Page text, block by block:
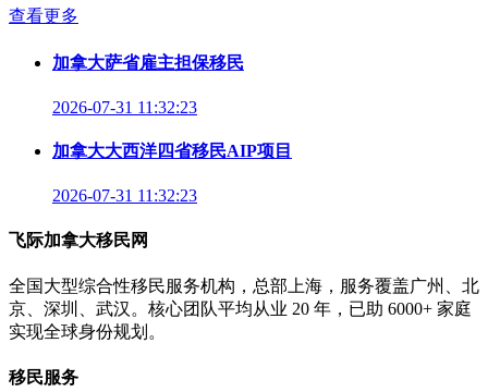
查看更多
加拿大萨省雇主担保移民
2026-07-31 11:32:23
加拿大大西洋四省移民AIP项目
2026-07-31 11:32:23
飞际加拿大移民网
全国大型综合性移民服务机构，总部上海，服务覆盖广州、北
京、深圳、武汉。核心团队平均从业 20 年，已助 6000+ 家庭
实现全球身份规划。
移民服务